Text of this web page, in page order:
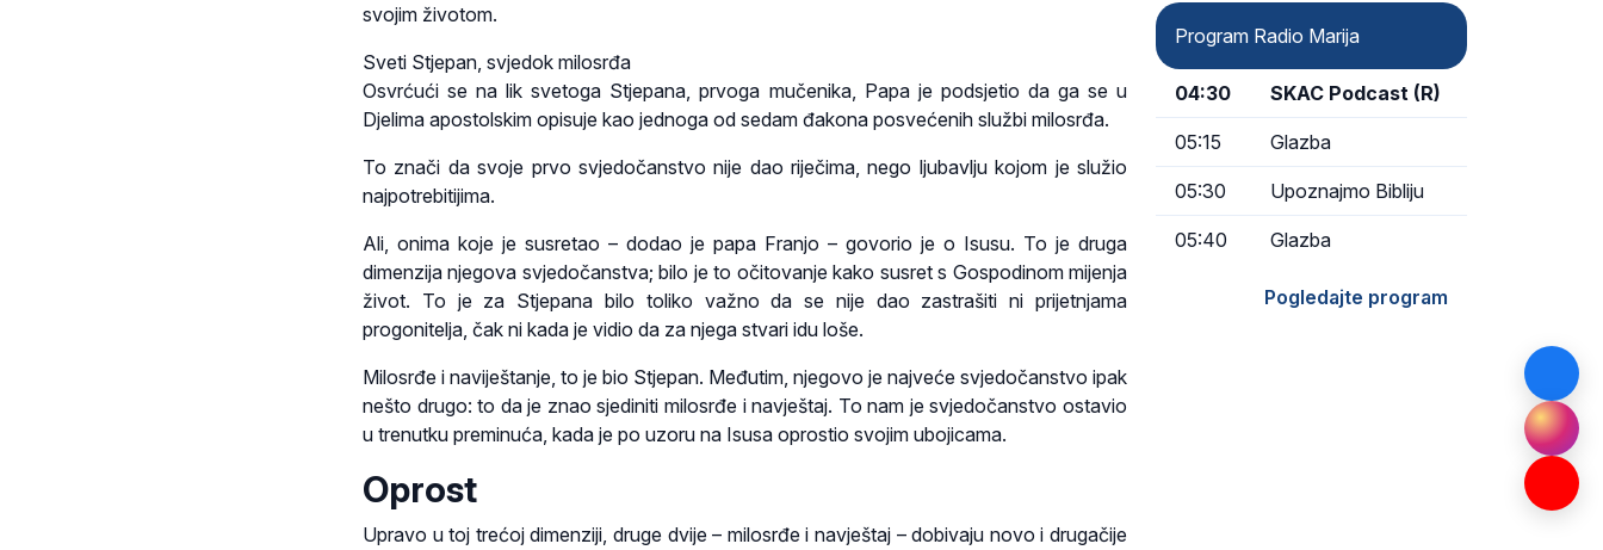
svojim životom.
Sveti Stjepan, svjedok milosrđa
Osvrćući se na lik svetoga Stjepana, prvoga mučenika, Papa je podsjetio da ga se u
Djelima apostolskim opisuje kao jednoga od sedam đakona posvećenih službi milosrđa.
To znači da svoje prvo svjedočanstvo nije dao riječima, nego ljubavlju kojom je služio
najpotrebitijima.
Ali, onima koje je susretao – dodao je papa Franjo – govorio je o Isusu. To je druga
dimenzija njegova svjedočanstva; bilo je to očitovanje kako susret s Gospodinom mijenja
život. To je za Stjepana bilo toliko važno da se nije dao zastrašiti ni prijetnjama
progonitelja, čak ni kada je vidio da za njega stvari idu loše.
Milosrđe i naviještanje, to je bio Stjepan. Međutim, njegovo je najveće svjedočanstvo ipak
nešto drugo: to da je znao sjediniti milosrđe i navještaj. To nam je svjedočanstvo ostavio
u trenutku preminuća, kada je po uzoru na Isusa oprostio svojim ubojicama.
Oprost
Upravo u toj trećoj dimenziji, druge dvije – milosrđe i navještaj – dobivaju novo i drugačije
Program Radio Marija
04:30 SKAC Podcast (R)
05:15 Glazba
05:30 Upoznajmo Bibliju
05:40 Glazba
Pogledajte program